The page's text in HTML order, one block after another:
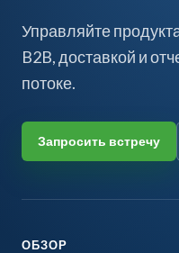
Управляйте
B2B, доставкой и
потоке.
Запросить встречу
ОБЗОР